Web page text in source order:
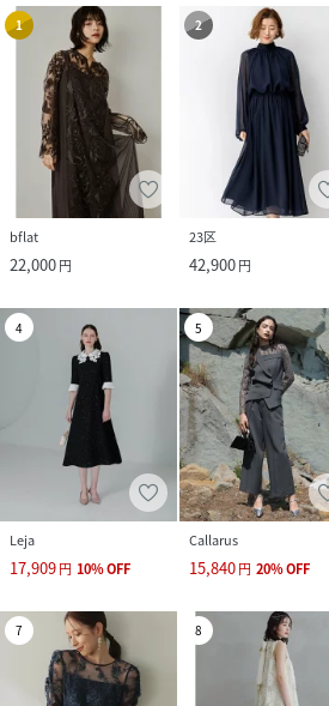
1
bflat
22,000円
2
23区
42,900円
4
Leja
17,909円 10%OFF
5
Callarus
15,840円 20%OFF
7 8